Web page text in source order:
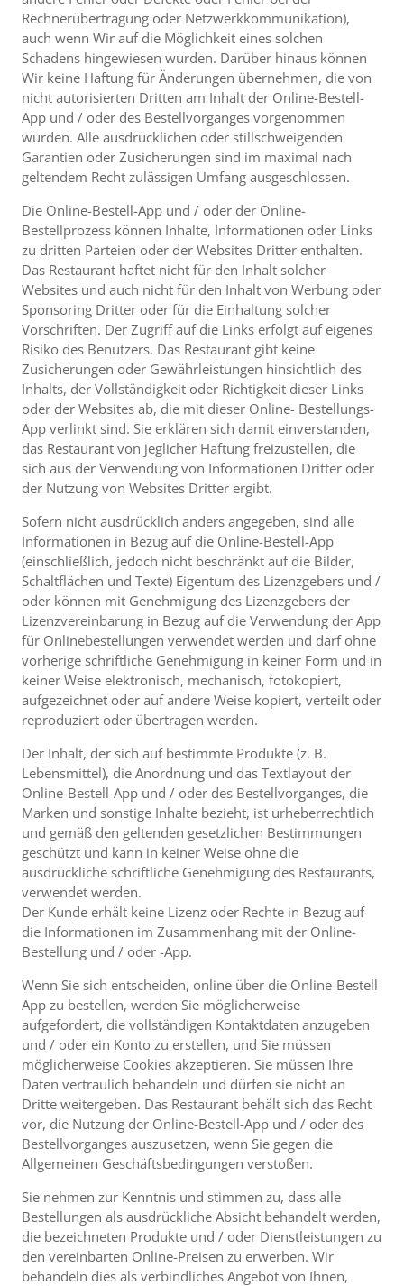
Rechnerübertragung oder Netzwerkkommunikation),
auch wenn Wir auf die Möglichkeit eines solchen
Schadens hingewiesen wurden. Darüber hinaus können
Wir keine Haftung für Änderungen übernehmen, die von
nicht autorisierten Dritten am Inhalt der Online-Bestell-
App und / oder des Bestellvorganges vorgenommen
wurden. Alle ausdrücklichen oder stillschweigenden
Garantien oder Zusicherungen sind im maximal nach
geltendem Recht zulässigen Umfang ausgeschlossen.
Die Online-Bestell-App und / oder der Online-
Bestellprozess können Inhalte, Informationen oder Links
zu dritten Parteien oder der Websites Dritter enthalten.
Das Restaurant haftet nicht für den Inhalt solcher
Websites und auch nicht für den Inhalt von Werbung oder
Sponsoring Dritter oder für die Einhaltung solcher
Vorschriften. Der Zugriff auf die Links erfolgt auf eigenes
Risiko des Benutzers. Das Restaurant gibt keine
Zusicherungen oder Gewährleistungen hinsichtlich des
Inhalts, der Vollständigkeit oder Richtigkeit dieser Links
oder der Websites ab, die mit dieser Online- Bestellungs-
App verlinkt sind. Sie erklären sich damit einverstanden,
das Restaurant von jeglicher Haftung freizustellen, die
sich aus der Verwendung von Informationen Dritter oder
der Nutzung von Websites Dritter ergibt.
Sofern nicht ausdrücklich anders angegeben, sind alle
Informationen in Bezug auf die Online-Bestell-App
(einschließlich, jedoch nicht beschränkt auf die Bilder,
Schaltflächen und Texte) Eigentum des Lizenzgebers und /
oder können mit Genehmigung des Lizenzgebers der
Lizenzvereinbarung in Bezug auf die Verwendung der App
für Onlinebestellungen verwendet werden und darf ohne
vorherige schriftliche Genehmigung in keiner Form und in
keiner Weise elektronisch, mechanisch, fotokopiert,
aufgezeichnet oder auf andere Weise kopiert, verteilt oder
reproduziert oder übertragen werden.
Der Inhalt, der sich auf bestimmte Produkte (z. B.
Lebensmittel), die Anordnung und das Textlayout der
Online-Bestell-App und / oder des Bestellvorganges, die
Marken und sonstige Inhalte bezieht, ist urheberrechtlich
und gemäß den geltenden gesetzlichen Bestimmungen
geschützt und kann in keiner Weise ohne die
ausdrückliche schriftliche Genehmigung des Restaurants,
verwendet werden.
Der Kunde erhält keine Lizenz oder Rechte in Bezug auf
die Informationen im Zusammenhang mit der Online-
Bestellung und / oder -App.
Wenn Sie sich entscheiden, online über die Online-Bestell-
App zu bestellen, werden Sie möglicherweise
aufgefordert, die vollständigen Kontaktdaten anzugeben
und / oder ein Konto zu erstellen, und Sie müssen
möglicherweise Cookies akzeptieren. Sie müssen Ihre
Daten vertraulich behandeln und dürfen sie nicht an
Dritte weitergeben. Das Restaurant behält sich das Recht
vor, die Nutzung der Online-Bestell-App und / oder des
Bestellvorganges auszusetzen, wenn Sie gegen die
Allgemeinen Geschäftsbedingungen verstoßen.
Sie nehmen zur Kenntnis und stimmen zu, dass alle
Bestellungen als ausdrückliche Absicht behandelt werden,
die bezeichneten Produkte und / oder Dienstleistungen zu
den vereinbarten Online-Preisen zu erwerben. Wir
behandeln dies als verbindliches Angebot von Ihnen,